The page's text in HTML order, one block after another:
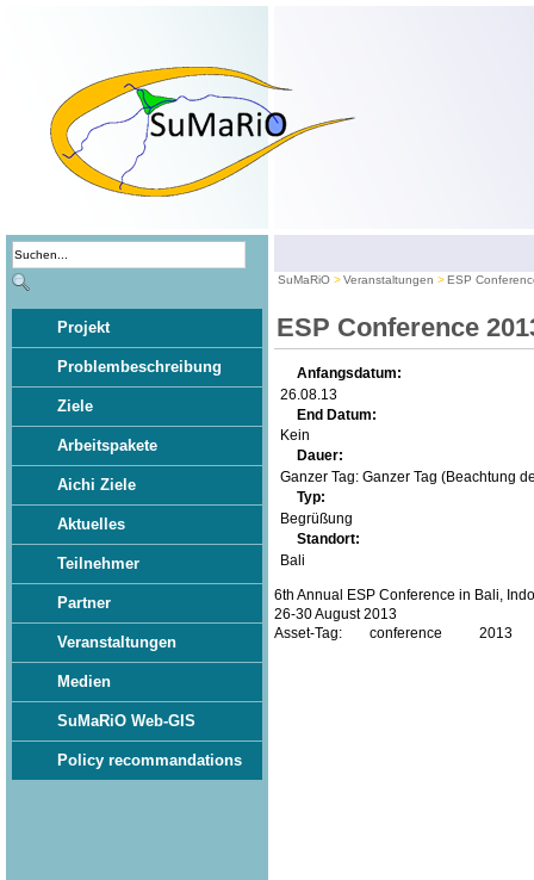
Projekt
Problembeschreibung
Ziele
Arbeitspakete
Aichi Ziele
Aktuelles
Teilnehmer
Partner
Veranstaltungen
Medien
SuMaRiO Web-GIS
Policy recommandations
SuMaRiO Veranstaltungen ESP
ESP Conference
Anfangsdatum:
26.08.13
End Datum:
Kein
Dauer:
Ganzer Tag: Ganzer Tag (Beachtung
Typ:
Begrüßung
Standort:
Bali
6th Annual ESP Conference in Bali,
26-30 August 2013
Asset-Tag:
conference 2013